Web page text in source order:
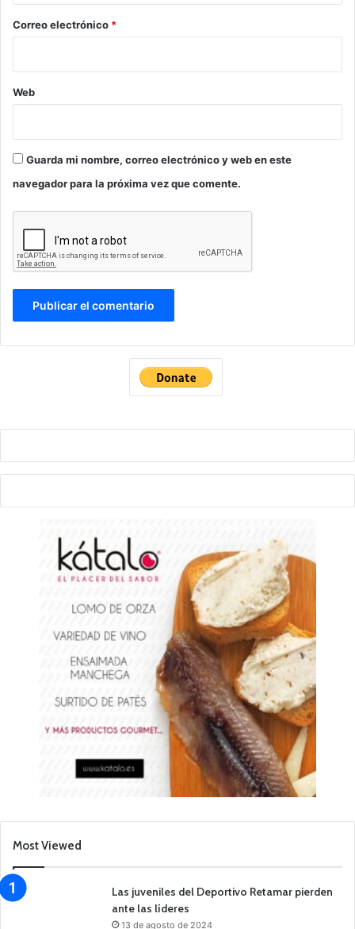
*
Correo electrónico *
Web
Guarda mi nombre, correo electrónico y web en este
navegador para la próxima vez que comente.
Most Viewed
Las juveniles del Deportivo Retamar pierden
ante las líderes
13 de agosto de 2024